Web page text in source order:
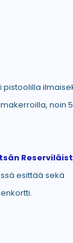
noin
esittää sekä